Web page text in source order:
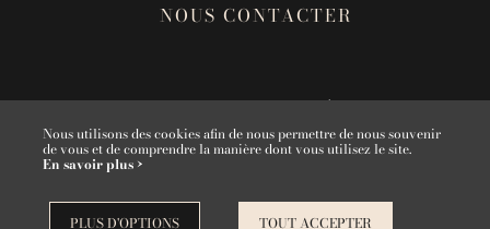
Nous utilisons des cookies afin de nous permettre de nous souvenir
de vous et de comprendre la manière dont vous utilisez le site.
En savoir plus ›
PLUS D'OPTIONS TOUT ACCEPTER
NOUS CONTACTER
PLAN DU SITE
CONDITIONS GÉNÉRALES D'ABONNEMENT